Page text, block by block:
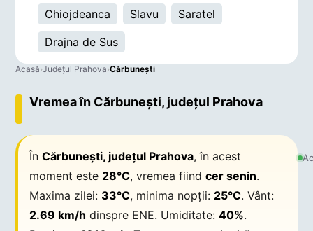
Chiojdeanca
Slavu
Saratel
Drajna de Sus
Acasă›Județul Prahova›Cărbuneşti
Vremea în Cărbuneşti, județul Prahova
ÎnCărbuneşti, județul Prahova, în acest
moment este 28°C, vremea fiindcer senin.
Maxima zilei: 33°C, minima nopții: 25°C. Vânt:
2.69 km/h dinspre ENE. Umiditate:40%.